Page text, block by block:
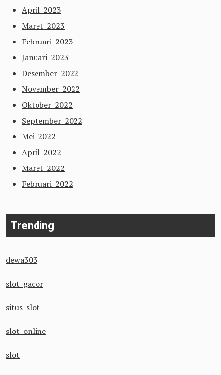
April 2023
Maret 2023
Februari 2023
Januari 2023
Desember 2022
November 2022
Oktober 2022
September 2022
Mei 2022
April 2022
Maret 2022
Februari 2022
Trending
dewa303
slot gacor
situs slot
slot online
slot